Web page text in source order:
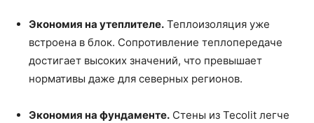
Экономия на утеплителе. Теплоизоляция уже
встроена в блок. Сопротивление теплопередаче
достигает высоких значений, что превышает
нормативы даже для северных регионов.
Экономия на фундаменте. Стены из Tecolit легче